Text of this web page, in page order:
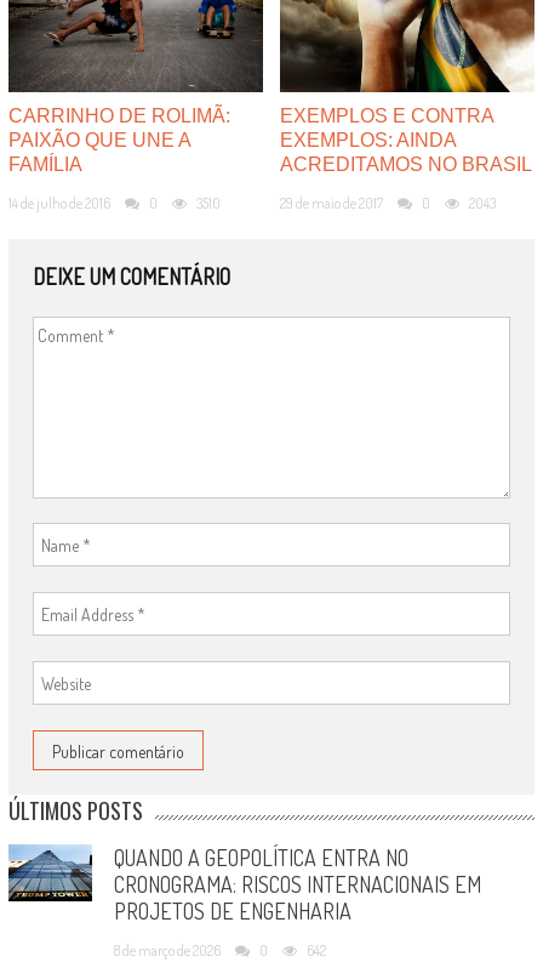
CARRINHO DE ROLIMÃ:
PAIXÃO QUE UNE A
FAMÍLIA
14 de julho de 2016 0 3510
EXEMPLOS E CONTRA
EXEMPLOS: AINDA
ACREDITAMOS NO BRASIL
29 de maio de 2017 0 2043
DEIXE UM COMENTÁRIO
ÚLTIMOS POSTS
QUANDO A GEOPOLÍTICA ENTRA NO
CRONOGRAMA: RISCOS INTERNACIONAIS EM
PROJETOS DE ENGENHARIA
8 de março de 2026 0 642